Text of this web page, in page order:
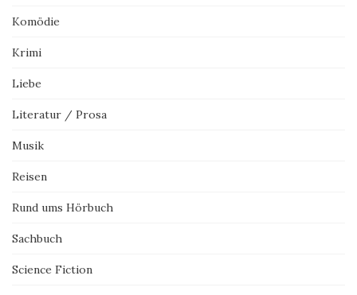
Komödie
Krimi
Liebe
Literatur / Prosa
Musik
Reisen
Rund ums Hörbuch
Sachbuch
Science Fiction